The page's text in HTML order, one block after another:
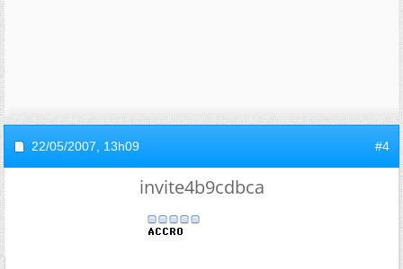
22/05/2007, 13h09 #4
invite4b9cdbca